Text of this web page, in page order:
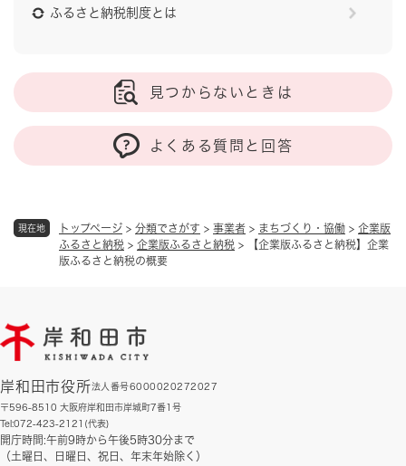
現在地 トップページ > 分類でさがす > 事業者 > まちづくり・協働 > 企業版
ふるさと納税 > 企業版ふるさと納税 >
【企業版ふるさと納税】企業
版ふるさと納税の概要
ふるさと納税制度とは
見つからないときは
よくある質問と回答
岸和田市役所法人番号6000020272027
〒596-8510 大阪府岸和田市岸城町7番1号
Tel:072-423-2121(代表)
開庁時間:午前9時から午後5時30分まで
（土曜日、日曜日、祝日、年末年始除く）